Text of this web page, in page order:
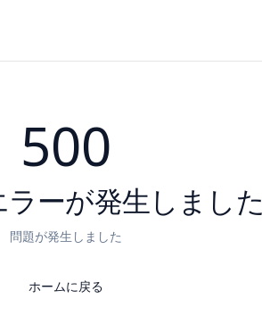
500
ーが発生しました
問題が発生しました
ホームに戻る